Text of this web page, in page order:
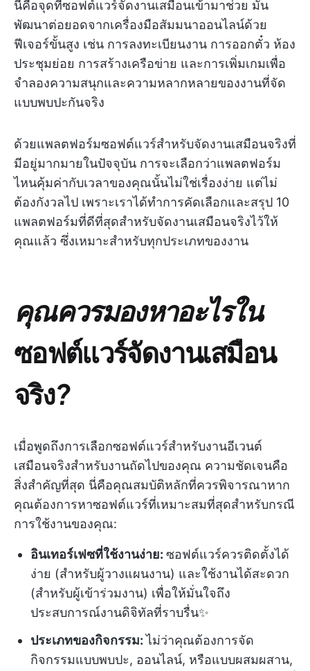
นี่คือจุดที่ซอฟต์แวร์จัดงานเสมือนเข้ามาช่วย มัน
พัฒนาต่อยอดจากเครื่องมือสัมมนาออนไลน์ด้วย
ฟีเจอร์ขั้นสูง เช่น การลงทะเบียนงาน การออกตั๋ว ห้อง
ประชุมย่อย การสร้างเครือข่าย และการเพิ่มเกมเพื่อ
จำลองความสนุกและความหลากหลายของงานที่จัด
แบบพบปะกันจริง
ด้วยแพลตฟอร์มซอฟต์แวร์สำหรับจัดงานเสมือนจริงที่
มีอยู่มากมายในปัจจุบัน การจะเลือกว่าแพลตฟอร์ม
ไหนคุ้มค่ากับเวลาของคุณนั้นไม่ใช่เรื่องง่าย แต่ไม่
ต้องกังวลไป เพราะเราได้ทำการคัดเลือกและสรุป 10
แพลตฟอร์มที่ดีที่สุดสำหรับจัดงานเสมือนจริงไว้ให้
คุณแล้ว ซึ่งเหมาะสำหรับทุกประเภทของงาน
คุณควรมองหาอะไรใน
ซอฟต์แวร์จัดงานเสมือน
จริง?
เมื่อพูดถึงการเลือกซอฟต์แวร์สำหรับงานอีเวนต์
เสมือนจริงสำหรับงานถัดไปของคุณ ความชัดเจนคือ
สิ่งสำคัญที่สุด นี่คือคุณสมบัติหลักที่ควรพิจารณาหาก
คุณต้องการหาซอฟต์แวร์ที่เหมาะสมที่สุดสำหรับกรณี
การใช้งานของคุณ:
อินเทอร์เฟซที่ใช้งานง่าย: ซอฟต์แวร์ควรติดตั้งได้
ง่าย (สำหรับผู้วางแผนงาน) และใช้งานได้สะดวก
(สำหรับผู้เข้าร่วมงาน) เพื่อให้มั่นใจถึง
ประสบการณ์งานดิจิทัลที่ราบรื่น✨
ประเภทของกิจกรรม:ไม่ว่าคุณต้องการจัด
กิจกรรมแบบพบปะ, ออนไลน์, หรือแบบผสมผสาน,